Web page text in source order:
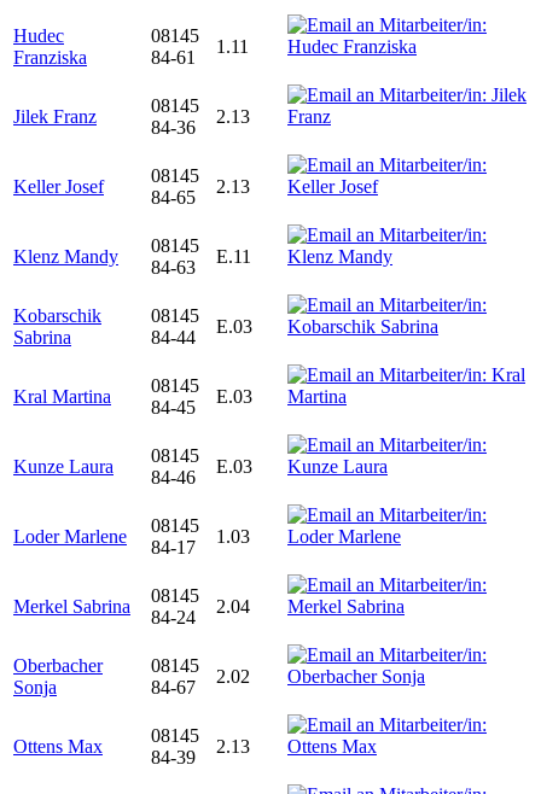
Hudec
Franziska
08145
84-61
1.11
Jilek Franz
08145
84-36
2.13
Keller Josef
08145
84-65
2.13
Klenz Mandy
08145
84-63
E.11
Kobarschik
Sabrina
08145
84-44
E.03
Kral Martina
08145
84-45
E.03
Kunze Laura
08145
84-46
E.03
Loder Marlene
08145
84-17
1.03
Merkel Sabrina
08145
84-24
2.04
Oberbacher
Sonja
08145
84-67
2.02
Ottens Max
08145
84-39
2.13